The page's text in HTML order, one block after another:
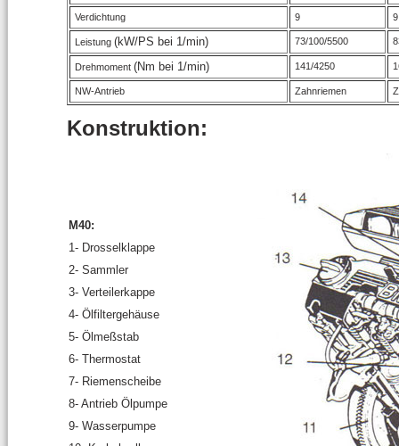
Verdichtung 9 9
Leistung (kW/PS bei 1/min) 73/100/5500
Drehmoment (Nm bei 1/min) 141/4250
NW-Antrieb Zahnriemen
Konstruktion:
M40:
1- Drosselklappe
2- Sammler
3- Verteilerkappe
4- Ölfiltergehäuse
5- Ölmeßstab
6- Thermostat
7- Riemenscheibe
8- Antrieb Ölpumpe
9- Wasserpumpe